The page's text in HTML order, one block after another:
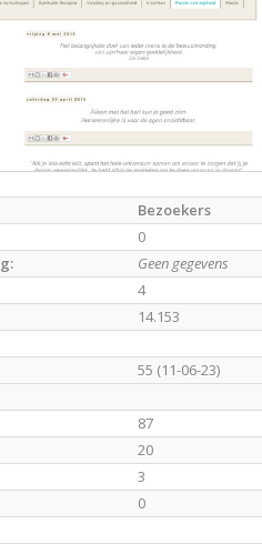
Bezoekers
0
Geen gegevens
4
14.153
55 (11-06-23)
87
20
3
0